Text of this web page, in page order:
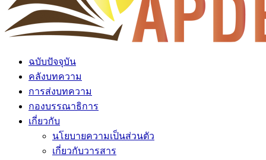
ฉบับปัจจุบัน
คลังบทความ
การส่งบทความ
กองบรรณาธิการ
เกี่ยวกับ
นโยบายความเป็นส่วนตัว
เกี่ยวกับวารสาร